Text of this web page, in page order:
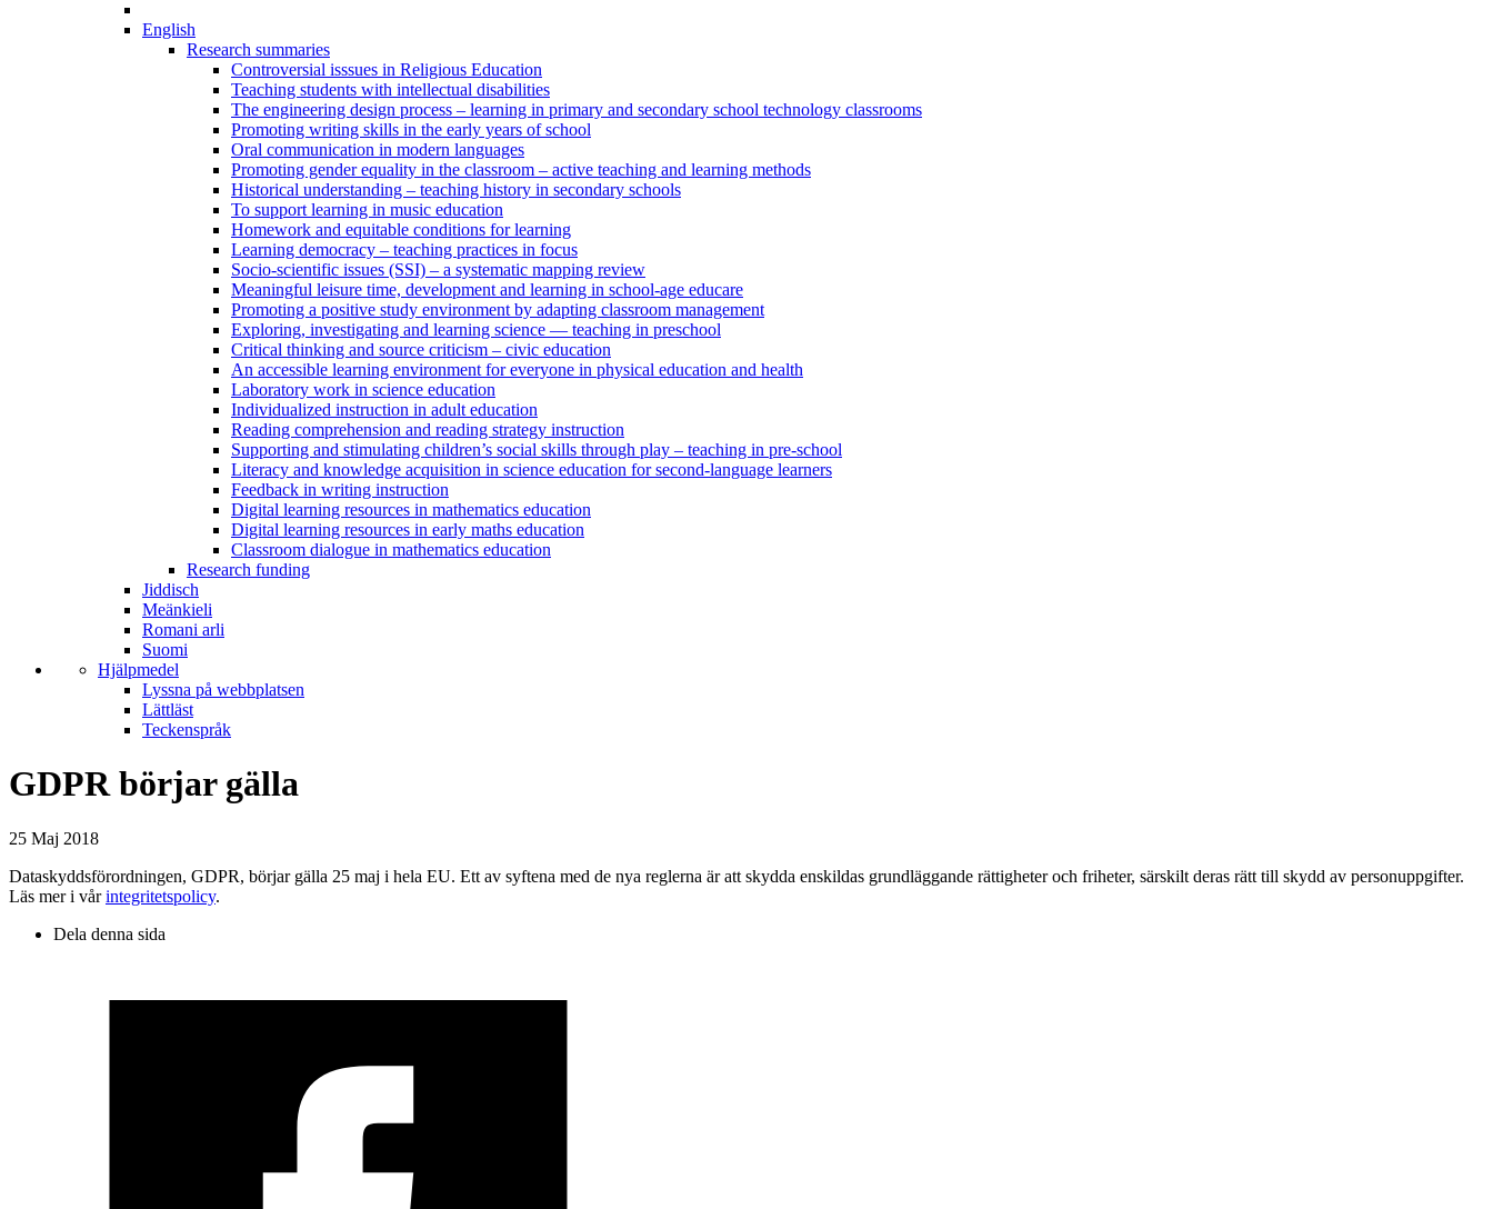
English
Research summaries
Controversial isssues in Religious Education
Teaching students with intellectual disabilities
The engineering design process – learning in primary and secondary school technology classrooms
Promoting writing skills in the early years of school
Oral communication in modern languages
Promoting gender equality in the classroom – active teaching and learning methods
Historical understanding – teaching history in secondary schools
To support learning in music education
Homework and equitable conditions for learning
Learning democracy – teaching practices in focus
Socio-scientific issues (SSI) – a systematic mapping review
Meaningful leisure time, development and learning in school-age educare
Promoting a positive study environment by adapting classroom management
Exploring, investigating and learning science — teaching in preschool
Critical thinking and source criticism – civic education
An accessible learning environment for everyone in physical education and health
Laboratory work in science education
Individualized instruction in adult education
Reading comprehension and reading strategy instruction
Supporting and stimulating children’s social skills through play – teaching in pre-school
Literacy and knowledge acquisition in science education for second-language learners
Feedback in writing instruction
Digital learning resources in mathematics education
Digital learning resources in early maths education
Classroom dialogue in mathematics education
Research funding
Jiddisch
Meänkieli
Romani arli
Suomi
Hjälpmedel
Lyssna på webbplatsen
Lättläst
Teckenspråk
GDPR börjar gälla
25 Maj 2018
Dataskyddsförordningen, GDPR, börjar gälla 25 maj i hela EU. Ett av syftena med de nya reglerna är att skydda enskildas grundläggande rättigheter och friheter, särskilt deras rätt till skydd av personuppgifter.
Läs mer i vårintegritetspolicy.
Dela denna sida